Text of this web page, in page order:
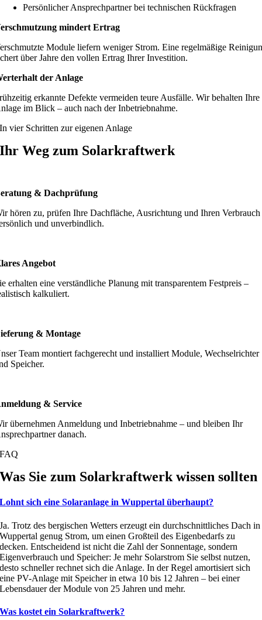
Persönlicher Ansprechpartner bei technischen Rückfragen
mindert Ertrag
Module liefern weniger Strom. Eine regelmäßige
über Jahre den vollen Ertrag Ihrer Investition.
der Anlage
erkannte Defekte vermeiden teure Ausfälle. Wir behalten Ihre
im Blick – auch nach der Inbetriebnahme.
In vier Schritten zur eigenen Anlage
Ihr Weg zum Solarkraftwerk
& Dachprüfung
hören zu, prüfen Ihre Dachfläche, Ausrichtung und Ihren
und unverbindlich.
Angebot
erhalten eine verständliche Planung mit transparentem Festpreis –
kalkuliert.
& Montage
Team montiert fachgerecht und installiert Module, Wechselrichter
Speicher.
& Service
übernehmen Anmeldung und Inbetriebnahme – und bleiben Ihr
danach.
FAQ
Was Sie zum Solarkraftwerk wissen sollten
Lohnt sich eine Solaranlage in Wuppertal überhaupt?
Ja. Trotz des bergischen Wetters erzeugt ein durchschnittliches Dach in
Wuppertal genug Strom, um einen Großteil des Eigenbedarfs zu
decken. Entscheidend ist nicht die Zahl der Sonnentage, sondern
Eigenverbrauch und Speicher: Je mehr Solarstrom Sie selbst nutzen,
desto schneller rechnet sich die Anlage. In der Regel amortisiert sich
eine PV-Anlage mit Speicher in etwa 10 bis 12 Jahren – bei einer
Lebensdauer der Module von 25 Jahren und mehr.
Was kostet ein Solarkraftwerk?